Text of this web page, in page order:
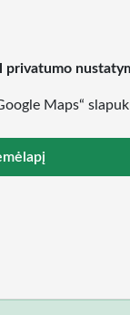
privatumo
Maps“